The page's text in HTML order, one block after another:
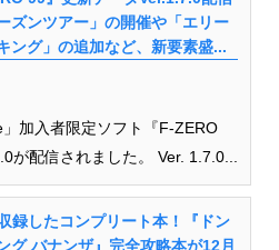
ズンツアー」の開催や「エリー
ング」の追加など、新要素盛...
」加入者限定ソフト『F-ZERO
が配信されました。 Ver. 1.7.0...
録したコンプリート本！『ドン
グ バナンザ』完全攻略本が12月